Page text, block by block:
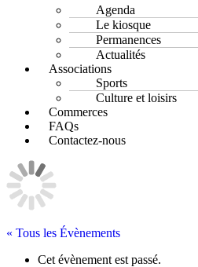
Agenda
Le kiosque
Permanences
Actualités
Associations
Sports
Culture et loisirs
Commerces
FAQs
Contactez-nous
« Tous les Évènements
Cet évènement est passé.